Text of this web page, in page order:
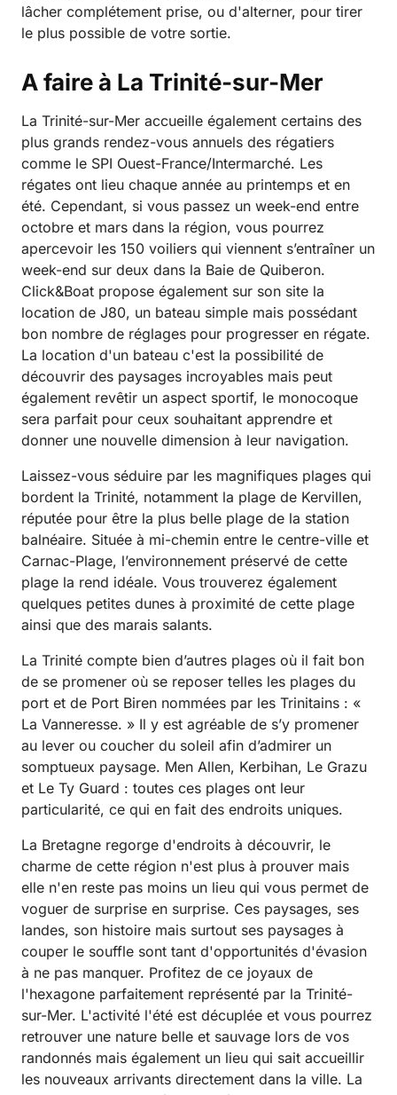
lâcher complétement prise, ou d'alterner, pour tirer
le plus possible de votre sortie.
A faire à La Trinité-sur-Mer
La Trinité-sur-Mer accueille également certains des
plus grands rendez-vous annuels des régatiers
comme le SPI Ouest-France/Intermarché. Les
régates ont lieu chaque année au printemps et en
été. Cependant, si vous passez un week-end entre
octobre et mars dans la région, vous pourrez
apercevoir les 150 voiliers qui viennent s’entraîner un
week-end sur deux dans la Baie de Quiberon.
Click&Boat propose également sur son site la
location de J80, un bateau simple mais possédant
bon nombre de réglages pour progresser en régate.
La location d'un bateau c'est la possibilité de
découvrir des paysages incroyables mais peut
également revêtir un aspect sportif, le monocoque
sera parfait pour ceux souhaitant apprendre et
donner une nouvelle dimension à leur navigation.
Laissez-vous séduire par les magnifiques plages qui
bordent la Trinité, notamment la plage de Kervillen,
réputée pour être la plus belle plage de la station
balnéaire. Située à mi-chemin entre le centre-ville et
Carnac-Plage, l’environnement préservé de cette
plage la rend idéale. Vous trouverez également
quelques petites dunes à proximité de cette plage
ainsi que des marais salants.
La Trinité compte bien d’autres plages où il fait bon
de se promener où se reposer telles les plages du
port et de Port Biren nommées par les Trinitains : «
La Vanneresse. » Il y est agréable de s’y promener
au lever ou coucher du soleil afin d’admirer un
somptueux paysage. Men Allen, Kerbihan, Le Grazu
et Le Ty Guard : toutes ces plages ont leur
particularité, ce qui en fait des endroits uniques.
La Bretagne regorge d'endroits à découvrir, le
charme de cette région n'est plus à prouver mais
elle n'en reste pas moins un lieu qui vous permet de
voguer de surprise en surprise. Ces paysages, ses
landes, son histoire mais surtout ses paysages à
couper le souffle sont tant d'opportunités d'évasion
à ne pas manquer. Profitez de ce joyaux de
l'hexagone parfaitement représenté par la Trinité-
sur-Mer. L'activité l'été est décuplée et vous pourrez
retrouver une nature belle et sauvage lors de vos
randonnés mais également un lieu qui sait accueillir
les nouveaux arrivants directement dans la ville. La